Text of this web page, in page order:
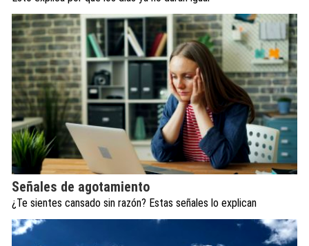
Señales de agotamiento
¿Te sientes cansado sin razón? Estas señales lo explican